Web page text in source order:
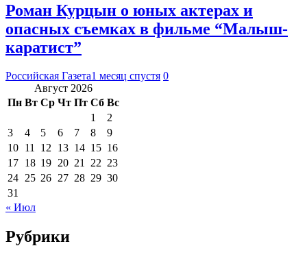
Роман Курцын о юных актерах и
опасных съемках в фильме “Малыш-
каратист”
Российская Газета1 месяц спустя 0
Август 2026
Пн Вт Ср Чт Пт Сб Вс
1
2
3
4 5 6 7 8
9
10 11 12 13 14 15 16
17 18 19 20 21 22 23
24 25 26 27 28 29 30
31
« Июл
Рубрики